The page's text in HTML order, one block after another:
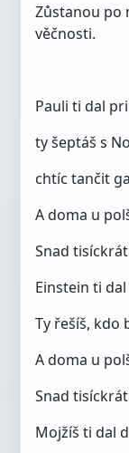
Zůstanou po
věčnosti.
Pauli ti dal
ty šeptáš s
chtíc tančit
A doma u
Snad
Einstein ti
Ty řešíš, kdo
A doma u
Snad
Mojžíš ti dal